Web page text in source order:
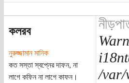
কলরব
নুরুজ্জামান মানিক
কত সস্তা স্বপ্নের দাফন, না
লাগে কফিন না লাগে কাফন।
/var/